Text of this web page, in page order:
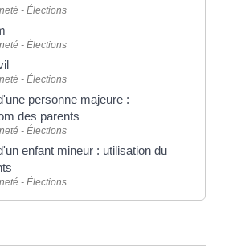
- Élections
- Élections
- Élections
personne majeure :
des parents
- Élections
enfant mineur : utilisation du
- Élections